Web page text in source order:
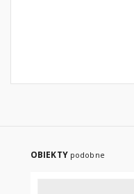
OBIEKTY podobne